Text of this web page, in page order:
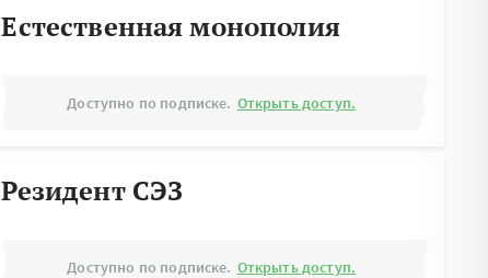
Естественная монополия
Доступно по подписке. Открыть доступ.
Резидент СЭЗ
Доступно по подписке. Открыть доступ.